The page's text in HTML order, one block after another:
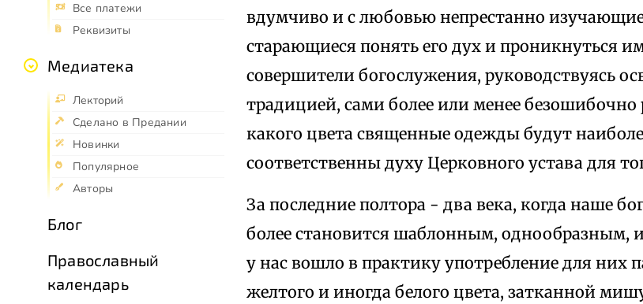
Все платежи
Реквизиты
Медиатека
Лекторий
Сделано в Предании
Новинки
Популярное
Авторы
Блог
Православный
календарь
вдумчиво и с любовью непрестанно изучающие
старающиеся понять его дух и проникнуться
совершители богослужения, руководствуясь
традицией, сами более или менее
какого цвета священные одежды будут
соответственны духу Церковного устава для
За последние полтора - два века, когда наше
более становится шаблонным, однообразным,
у нас вошло в практику употребление для них
желтого и иногда белого цвета, затканной